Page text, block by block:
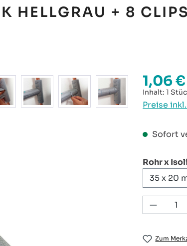
HELLGRAU + 8
Regulärer
1,06 €
Inhalt:1
Preise
Sofort
Rohr x
Zum